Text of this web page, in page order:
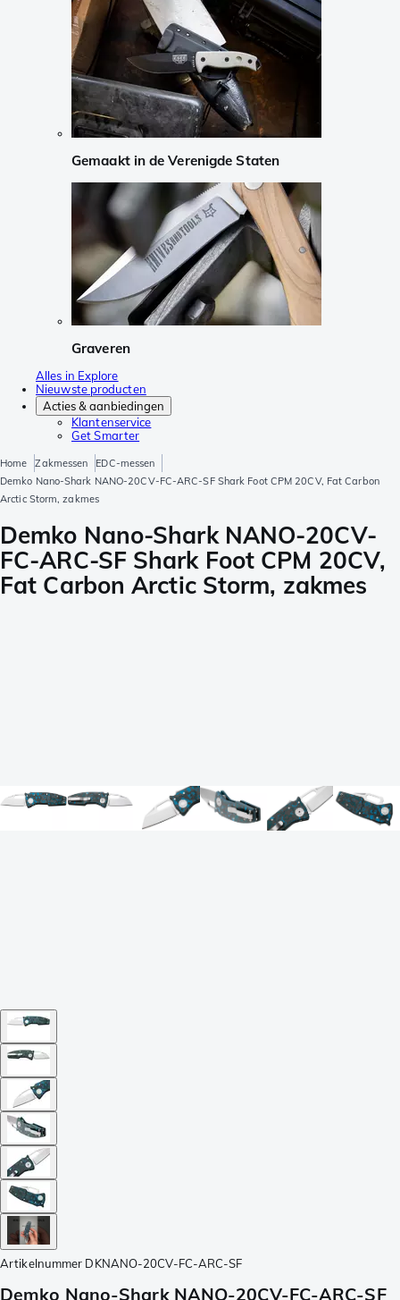
Gemaakt in de Verenigde Staten
Graveren
Alles in Explore
Nieuwste producten
Acties & aanbiedingen
Klantenservice
Get Smarter
Home Zakmessen
EDC-messen
Demko Nano-Shark NANO-20CV-FC-ARC-SF Shark Foot CPM 20CV, Fat Carbon
Arctic Storm, zakmes
Demko Nano-Shark NANO-20CV-
FC-ARC-SF Shark Foot CPM 20CV,
Fat Carbon Arctic Storm, zakmes
Artikelnummer DKNANO-20CV-FC-ARC-SF
Demko Nano-Shark NANO-20CV-FC-ARC-SF